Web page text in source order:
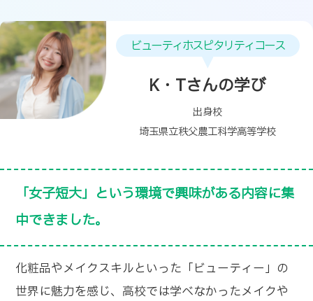
くすり・登録販売者コース
S・Hさんの学び
出身校
埼玉県立滑川総合高校
授業が少人数制で、直接アドバイスを貰えるの
が特徴です。
所属コースの調剤事務について学びながら、高校生
の時から興味があった手話や韓国語も履修していま